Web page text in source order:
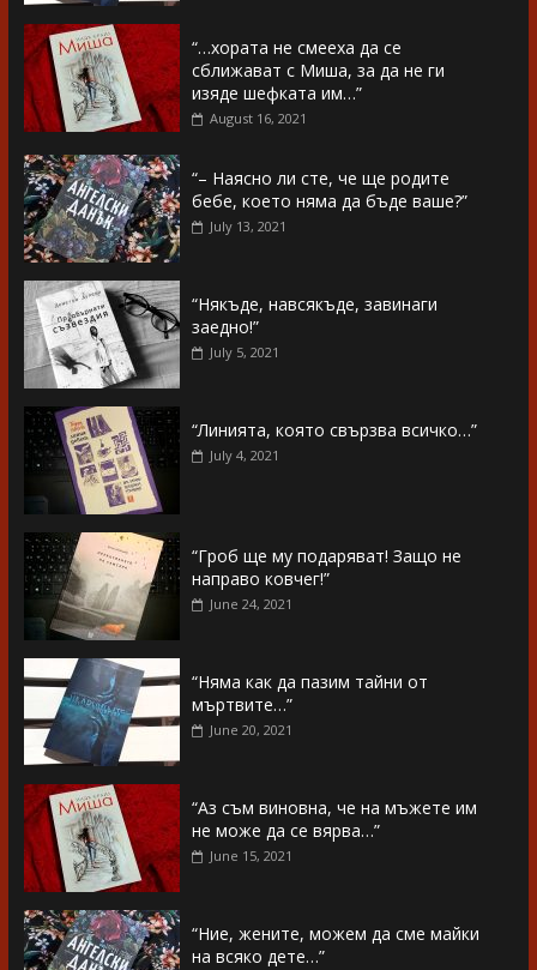
“…хората не смееха да се
сближават с Миша, за да не ги
изяде шефката им…”
August 16, 2021
“– Наясно ли сте, че ще родите
бебе, което няма да бъде ваше?”
July 13, 2021
“Някъде, навсякъде, завинаги
заедно!”
July 5, 2021
“Линията, която свързва всичко…”
July 4, 2021
“Гроб ще му подаряват! Защо не
направо ковчег!”
June 24, 2021
“Няма как да пазим тайни от
мъртвите…”
June 20, 2021
“Аз съм виновна, че на мъжете им
не може да се вярва…”
June 15, 2021
“Ние, жените, можем да сме майки
на всяко дете…”